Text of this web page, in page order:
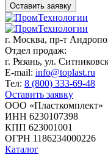
Оставить заявку
г. Москва, пр-т
Отдел продаж:
г. Рязань, ул.
E-mail: info@toplast.ru
Тел: 8 (800) 333-69-48
Оставить заявку
ООО «Пласткомплект»
ИНН 6230107398
КПП 623001001
ОГРН 1186234000226
Каталог